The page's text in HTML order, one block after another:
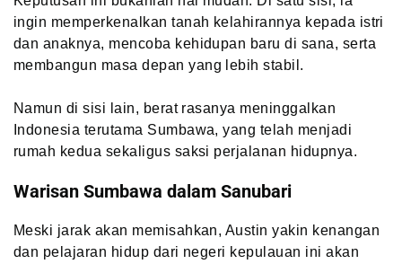
ingin memperkenalkan tanah kelahirannya kepada istri
dan anaknya, mencoba kehidupan baru di sana, serta
membangun masa depan yang lebih stabil.
Namun di sisi lain, berat rasanya meninggalkan
Indonesia terutama Sumbawa, yang telah menjadi
rumah kedua sekaligus saksi perjalanan hidupnya.
Warisan Sumbawa dalam Sanubari
Meski jarak akan memisahkan, Austin yakin kenangan
dan pelajaran hidup dari negeri kepulauan ini akan